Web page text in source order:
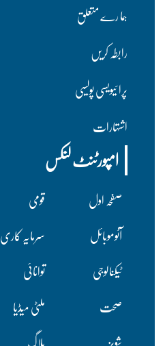
ہما رے متعلق
رابطہ کریں
پرا ئیویسی پولسیی
اشتہارات
امپورٹنٹ لنکس
صفحہ اول قومی
آٹوموبائل
سرمایہ کاری
ٹیکنالوجی
توانائی
صحت
ملٹی میڈیا